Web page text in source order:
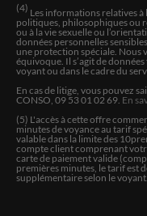
ISMAENE
Excellente voyante
tout est arrivé je
une voyante
Oui, Vanessa prédit
MIMOSE
(4) Les informations relatives
politiques, philosophiques ou
ou à la vie sexuelle ou
données personnelles
une protection spéciale. Nous
équivoque. Il s’agit de
voyant ou dans le cadre du
En cas de litige, vous pouvez
CONSO, 09 53 01 02 69. En
(5) L'accès à cette offre
minutes de voyance au tarif
valable dans la limite des 10
compte client comprenant
carte de paiement valide
premières minutes, le tarif est
supplémentaire selon le voyant.